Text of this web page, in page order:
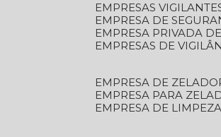
EMPRESAS
EMPRESA DE
EMPRESA PRIVADA
EMPRESAS DE
EMPRESA DE
EMPRESA PARA
EMPRESA DE